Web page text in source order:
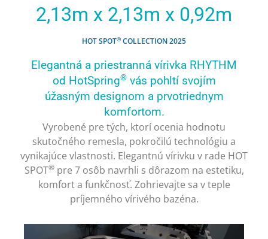
2,13m x 2,13m x 0,92m
HOT SPOT® COLLECTION 2025
Elegantná a priestranná vírivka RHYTHM
od HotSpring®vás pohltí svojím
úžasným designom a prvotriednym
komfortom.
Vyrobené pre tých, ktorí ocenia hodnotu
skutočného remesla, pokročilú technológiu a
vynikajúce vlastnosti. Elegantnú vírivku v rade HOT
SPOT®pre 7 osôb navrhli s dôrazom na estetiku,
komfort a funkčnosť. Zohrievajte sa v teple
príjemného vírivého bazéna.